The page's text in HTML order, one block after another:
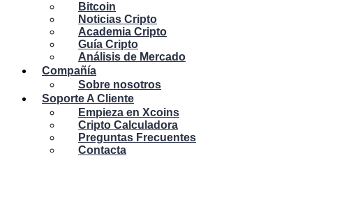
Bitcoin
Noticias Cripto
Academia Cripto
Guía Cripto
Análisis de Mercado
Compañía
Sobre nosotros
Soporte A Cliente
Empieza en Xcoins
Cripto Calculadora
Preguntas Frecuentes
Contacta